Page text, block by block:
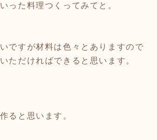
った料理つくってみてと。
ですが材料は色々とありますので
ただければできると思います。
ると思います。